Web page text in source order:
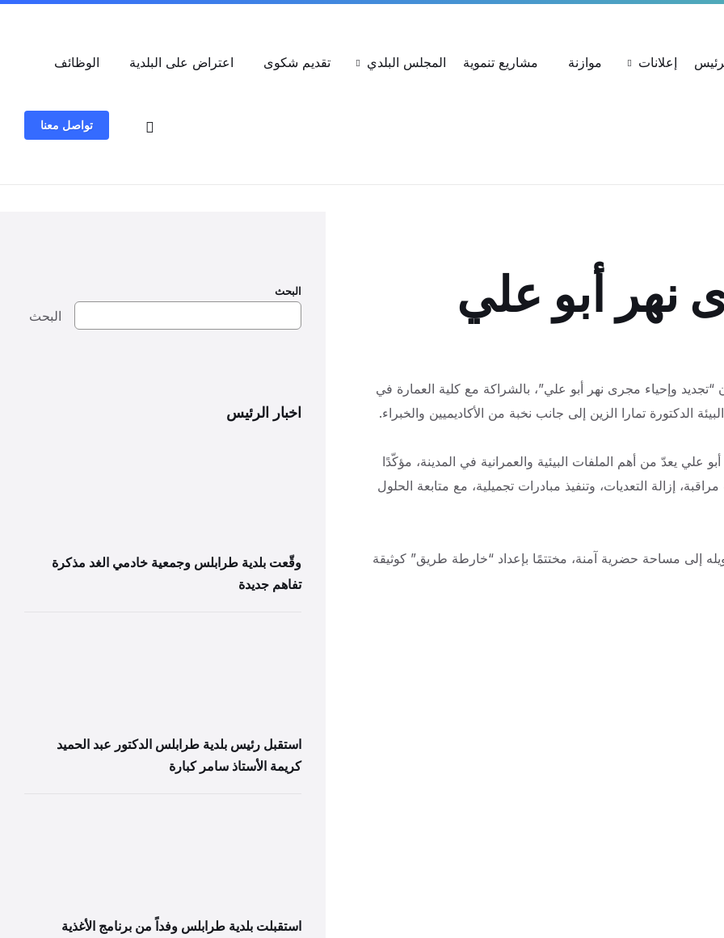
إعلانات موازنة مشاريع تنموية المجلس البلدي تقديم شكوى اعتراض على البلدية
الوظائف
تواصل معنا
نهر أبو علي
وإحياء مجرى نهر أبو علي”، بالشراكة مع كلية العمارة في
الدكتورة تمارا الزين إلى جانب نخبة من الأكاديميين والخبراء.
علي يعدّ من أهم الملفات البيئية والعمرانية في المدينة، مؤكّدًا
إزالة التعديات، وتنفيذ مبادرات تجميلية، مع متابعة الحلول
إلى مساحة حضرية آمنة، مختتمًا بإعداد “خارطة طريق” كوثيقة
البحث
البحث
اخبار الرئيس
وقّعت بلدية طرابلس وجمعية خادمي الغد مذكرة
تفاهم جديدة
استقبل رئيس بلدية طرابلس الدكتور عبد الحميد
كريمة الأستاذ سامر كبارة
استقبلت بلدية طرابلس وفداً من برنامج الأغذية